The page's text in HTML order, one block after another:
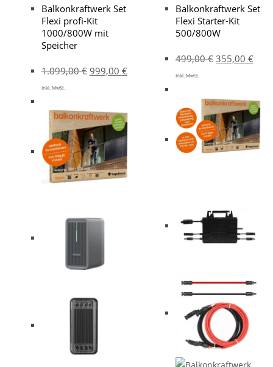
Balkonkraftwerk Set
Flexi profi-Kit
1000/800W mit
Speicher
1.099,00€ 999,00 €
Inkl. MwSt.
Balkonkraftwerk Set
Flexi Starter-Kit
500/800W
499,00€ 355,00 €
Inkl. MwSt.